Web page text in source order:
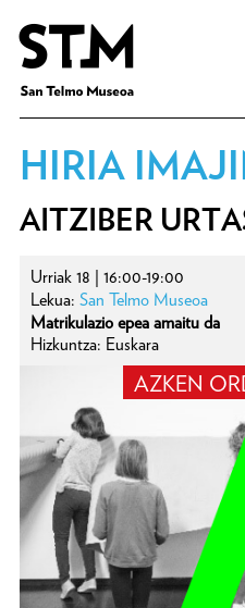
HIRIA
AITZIBER
Urriak 18 | 16:00-19:00
Lekua: San Telmo Museoa
Matrikulazio epea amaitu da
Hizkuntza: Euskara
AZKEN